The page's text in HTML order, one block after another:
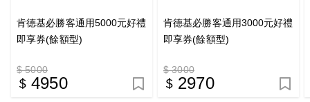
肯德基必勝客通用5000元好禮
即享券(餘額型)
$ 5000
4950
肯德基必勝客通用3000元好禮
即享券(餘額型)
$ 3000
2970